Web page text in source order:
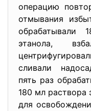
операцию
отмывания
обрабатывали
этанола,
сливали
пять раз
180 мл раствора
для